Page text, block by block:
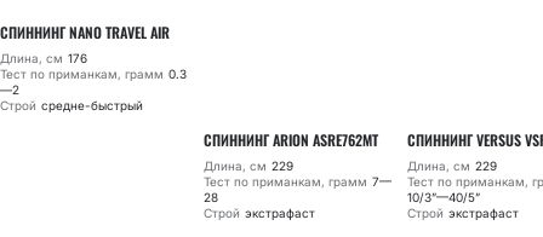
СПИННИНГ NANO TRAVEL AIR
Длина, см 176
Тест по приманкам, грамм 0.3
—2
Строй средне-быстрый
СПИННИНГ ARION ASRE762MT
Длина, см 229
Тест по приманкам, грамм 7—
28
Строй экстрафаст
СПИННИНГ VERSUS
Длина, см 229
Тест по приманкам,
10/3”—40/5”
Строй экстрафаст